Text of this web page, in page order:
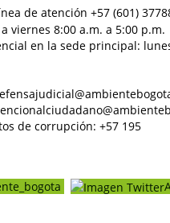
de atención +57 (601)
viernes 8:00 a.m. a 5:00 p.m.
en la sede principal:
de corrupción: +57 195